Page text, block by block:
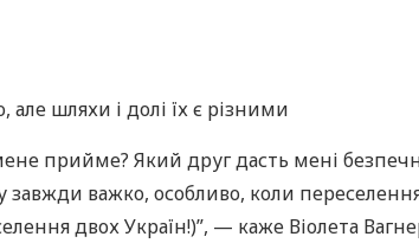
шляхи і долі їх є різними
прийме? Який друг дасть мені
важко, особливо, коли
двох Україн!)”, — каже Віолета